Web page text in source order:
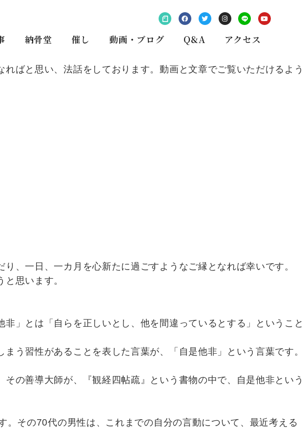
納骨堂 催し 動画・ブログ Q&A アクセス
ばと思い、法話をしております。動画と文章でご覧いただけるよう
、一日、一カ月を心新たに過ごすようなご縁となれば幸いです。
思います。
」とは「自らを正しいとし、他を間違っているとする」ということ
う習性があることを表した言葉が、「自是他非」という言葉です。
の善導大師が、『観経四帖疏』という書物の中で、自是他非という
その70代の男性は、これまでの自分の言動について、最近考える